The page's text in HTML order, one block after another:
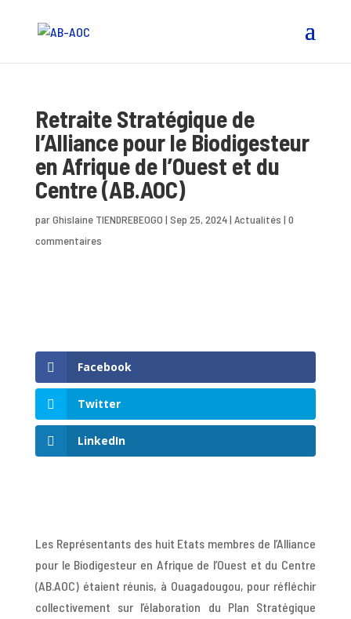
Retraite Stratégique de
l’Alliance pour le Biodigesteur
en Afrique de l’Ouest et du
Centre (AB.AOC)
parGhislaine TIENDREBEOGO | Sep 25, 2024| Actualités | 0
commentaires
Facebook
Twitter
LinkedIn
Les Représentants des huit Etats membres de l’Alliance
pour le Biodigesteur en Afrique de l’Ouest et du Centre
(AB.AOC) étaient réunis, à Ouagadougou, pour réfléchir
collectivement sur l’élaboration du Plan Stratégique